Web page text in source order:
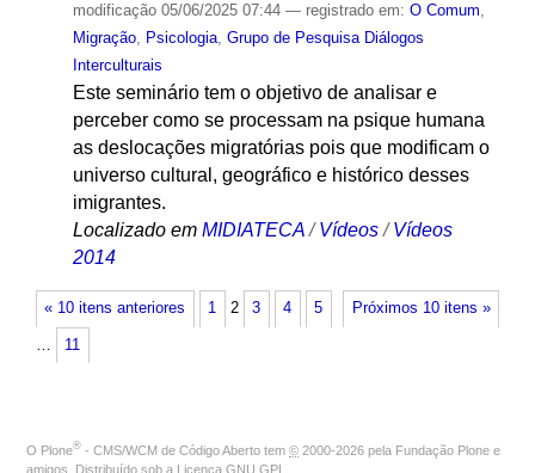
modificação05/06/2025 07:44 — registrado em: O Comum,
Migração, Psicologia, Grupo de Pesquisa Diálogos
Interculturais
Este seminário tem o objetivo de analisar e
perceber como se processam na psique humana
as deslocações migratórias pois que modificam o
universo cultural, geográfico e histórico desses
imigrantes.
Localizado em MIDIATECA /Vídeos /Vídeos
2014
« 10 itens anteriores Próximos 10 itens »
1 2 3 4 5
… 11
O Plone® - CMS/WCM de Código Aberto tem © 2000-2026 pela Fundação Plone e
amigos. Distribuído sob a Licença GNU GPL